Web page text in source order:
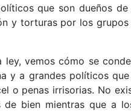
que son dueños
y torturas por los
ley, vemos cómo se
y a grandes políticos
o penas irrisorias. No
bien mientras que a